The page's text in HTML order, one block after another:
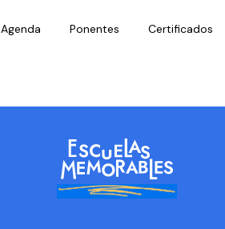
Agenda Ponentes Certificados